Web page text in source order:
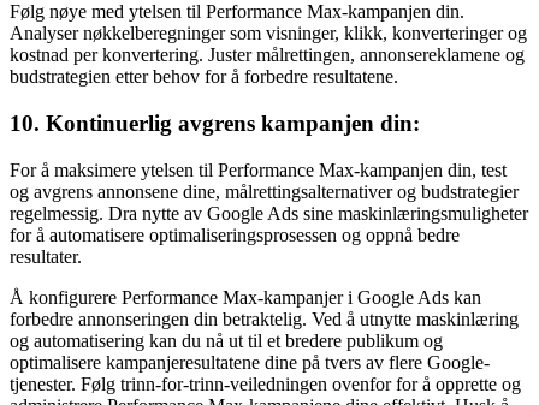
Følg nøye med ytelsen til Performance Max-kampanjen din.
Analyser nøkkelberegninger som visninger, klikk, konverteringer og
kostnad per konvertering. Juster målrettingen, annonsereklamene og
budstrategien etter behov for å forbedre resultatene.
10. Kontinuerlig avgrens kampanjen din:
For å maksimere ytelsen til Performance Max-kampanjen din, test
og avgrens annonsene dine, målrettingsalternativer og budstrategier
regelmessig. Dra nytte av Google Ads sine maskinlæringsmuligheter
for å automatisere optimaliseringsprosessen og oppnå bedre
resultater.
Å konfigurere Performance Max-kampanjer i Google Ads kan
forbedre annonseringen din betraktelig. Ved å utnytte maskinlæring
og automatisering kan du nå ut til et bredere publikum og
optimalisere kampanjeresultatene dine på tvers av flere Google-
tjenester. Følg trinn-for-trinn-veiledningen ovenfor for å opprette og